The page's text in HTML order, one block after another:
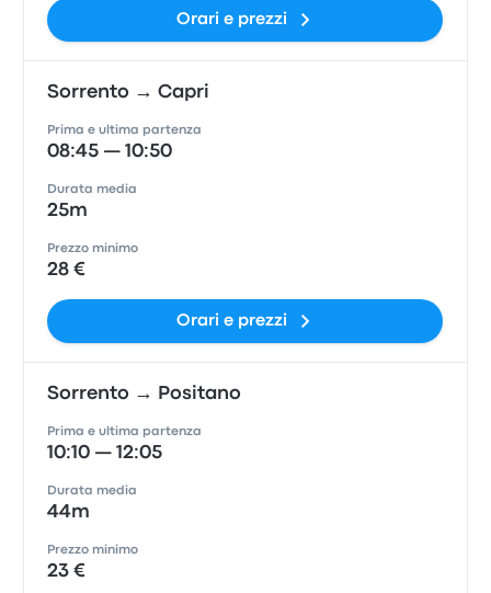
Orari e prezzi
Sorrento → Capri
Prima e ultima partenza
08:45 — 10:50
Durata media
25m
Prezzo minimo
28 €
Orari e prezzi
Sorrento → Positano
Prima e ultima partenza
10:10 — 12:05
Durata media
44m
Prezzo minimo
23 €